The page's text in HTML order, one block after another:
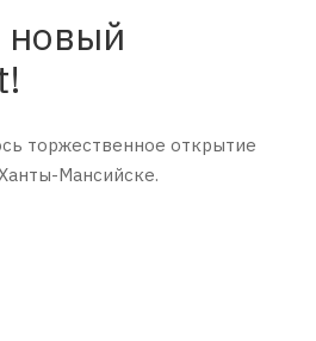
торжественное открытие
Мансийске.